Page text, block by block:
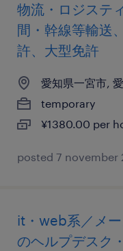
物流・ロジステ
間・幹線等輸送
許、大型免許
愛知県一宮市,
temporary
¥1380.00 per
posted 7 november
it・web系／メ
のヘルプデスク